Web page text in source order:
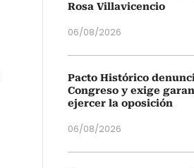
Rosa Villavicencio
06/08/2026
Pacto Histórico
Congreso y exige
ejercer la oposición
06/08/2026